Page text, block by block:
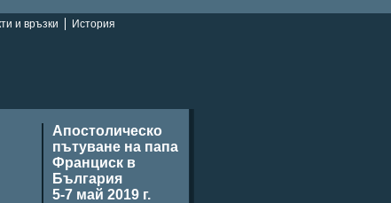
и връзки История
Апостолическо
пътуване на папа
Франциск в
България
5-7 май 2019 г.